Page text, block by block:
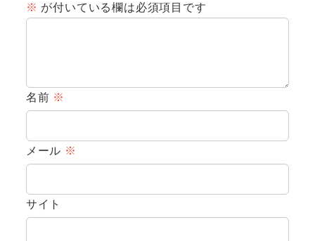
※ が付いている欄は必須項目です
名前 ※
メール ※
サイト